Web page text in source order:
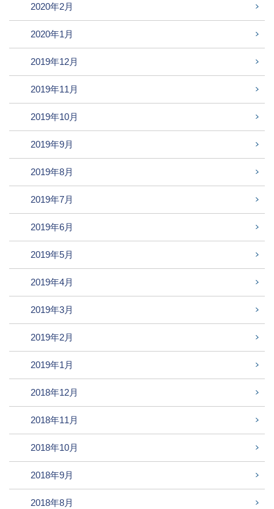
2020年2月
2020年1月
2019年12月
2019年11月
2019年10月
2019年9月
2019年8月
2019年7月
2019年6月
2019年5月
2019年4月
2019年3月
2019年2月
2019年1月
2018年12月
2018年11月
2018年10月
2018年9月
2018年8月